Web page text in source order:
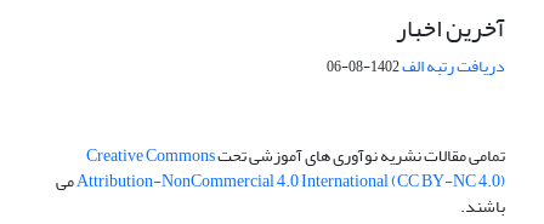
آخرین اخبار
دریافت رتبه الف1402-08-06
تمامی مقالات نشریه نوآوری های آموزشی تحتCreative Commons
Attribution-NonCommercial 4.0 International (CC BY-NC 4.0)می
باشند.